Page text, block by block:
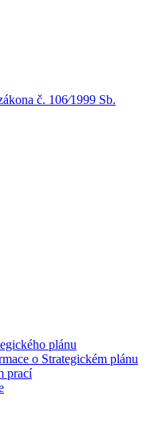
č. 106⁄1999 Sb.
plánu
o Strategickém plánu
prací